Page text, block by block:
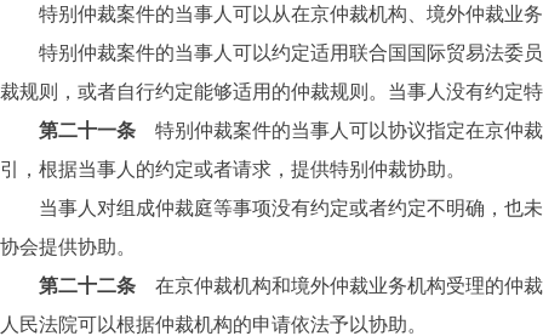
特别仲裁案件的当事人可以从在京仲裁机构、境外仲裁业务
特别仲裁案件的当事人可以约定适用联合国国际贸易法委员
裁规则，或者自行约定能够适用的仲裁规则。当事人没有约定
第二十一条 特别仲裁案件的当事人可以协议指定在京仲
引，根据当事人的约定或者请求，提供特别仲裁协助。
当事人对组成仲裁庭等事项没有约定或者约定不明确，也未
协会提供协助。
第二十二条 在京仲裁机构和境外仲裁业务机构受理的仲
人民法院可以根据仲裁机构的申请依法予以协助。